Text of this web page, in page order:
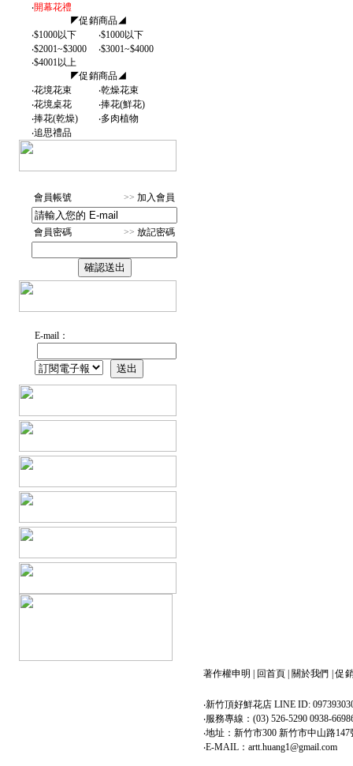
‧開幕花禮
◤促銷商品◢
‧$1000以下 ‧$1000以下
‧$2001~$3000 ‧$3001~$4000
‧$4001以上
◤促銷商品◢
‧花境花束 ‧乾燥花束
‧花境桌花 ‧捧花(鮮花)
‧捧花(乾燥) ‧多肉植物
‧追思禮品
會員帳號 >> 加入會員
會員密碼 >> 放記密碼
E-mail：
著作權申明 回首頁 關於我們 |促
‧新竹頂好鮮花店 LINE ID:
‧服務專線：(03) 526-5290 0938-
‧地址：新竹市300 新竹市中山路147
‧E-MAIL：artt.huang1@gmail.com